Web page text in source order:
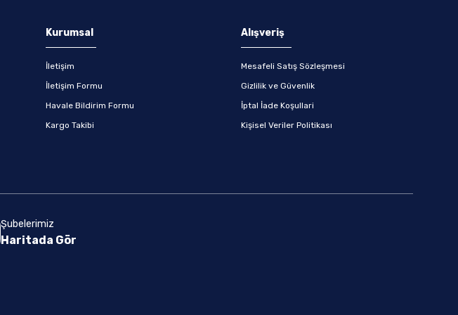
Kurumsal
İletişim
İletişim Formu
Havale Bildirim Formu
Kargo Takibi
Alışveriş
Mesafeli Satış Sözleşmesi
Gizlilik ve Güvenlik
İptal İade Koşullari
Kişisel Veriler Politikası
Şubelerimiz
Haritada Gör